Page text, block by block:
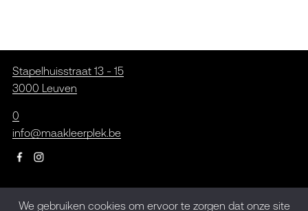
Stapelhuisstraat 13 - 15
3000 Leuven
0
info@maakleerplek.be
Inschrijven op de
We gebruiken cookies om ervoor te zorgen dat onze site